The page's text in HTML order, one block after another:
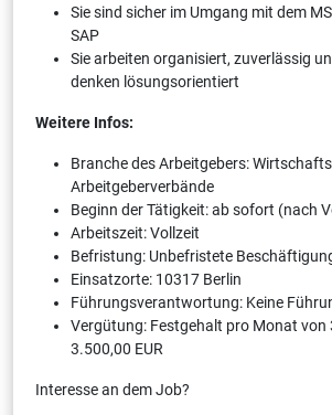
Sie sind sicher im Umgang mit dem
SAP
Sie arbeiten organisiert, zuverlässig
denken lösungsorientiert
Weitere Infos:
Branche des Arbeitgebers:
Arbeitgeberverbände
Beginn der Tätigkeit: ab sofort (nach
Arbeitszeit: Vollzeit
Befristung: Unbefristete
Einsatzorte: 10317 Berlin
Führungsverantwortung: Keine
Vergütung: Festgehalt pro Monat von
3.500,00 EUR
Interesse an dem Job?